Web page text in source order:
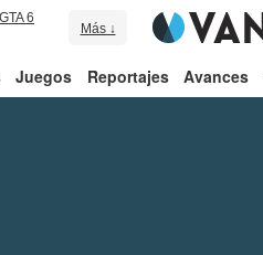
6
Más ↓
Juegos Reportajes Avances